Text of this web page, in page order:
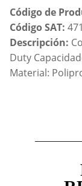
Código de
Código SAT:
Descripción:
Duty
Material: